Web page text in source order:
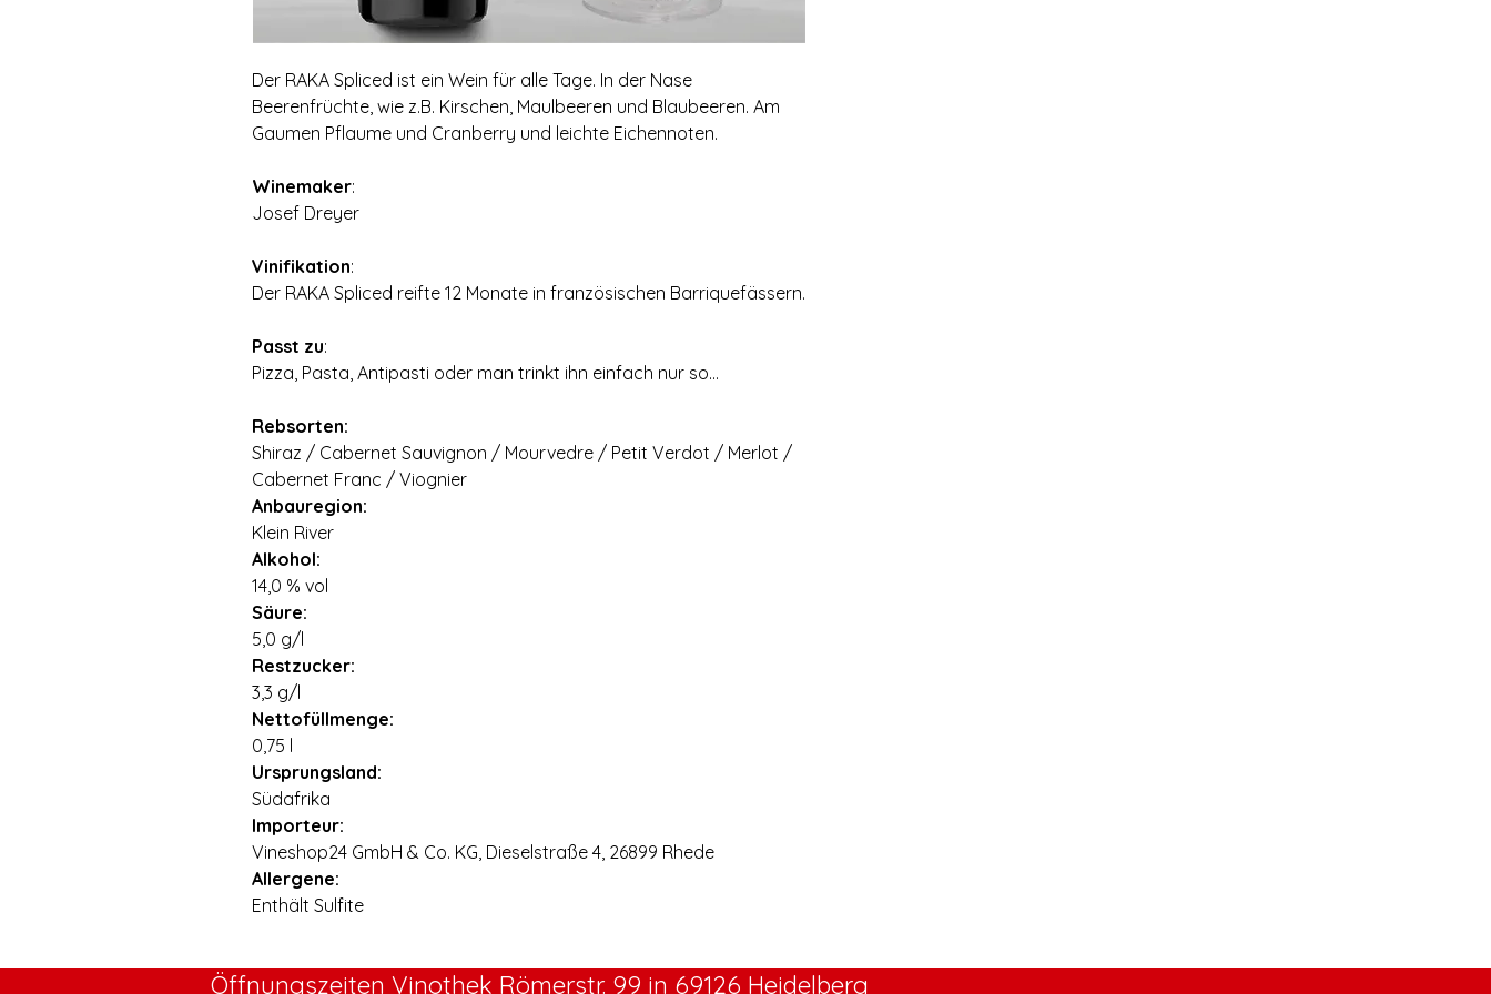
Der RAKA Spliced ist ein Wein für alle Tage. In der Nase
Beerenfrüchte, wie z.B. Kirschen, Maulbeeren und Blaubeeren. Am
Gaumen Pflaume und Cranberry und leichte Eichennoten.
Winemaker:
Josef Dreyer
Vinifikation:
Der RAKA Spliced reifte 12 Monate in französischen Barriquefässern.
Passt zu:
Pizza, Pasta, Antipasti oder man trinkt ihn einfach nur so...
Rebsorten:
Shiraz / Cabernet Sauvignon / Mourvedre / Petit Verdot / Merlot /
Cabernet Franc / Viognier
Anbauregion:
Klein River
Alkohol:
14,0 % vol
Säure:
5,0 g/l
Restzucker:
3,3 g/l
Nettofüllmenge:
0,75 l
Ursprungsland:
Südafrika
Importeur:
Vineshop24 GmbH & Co. KG, Dieselstraße 4, 26899 Rhede
Allergene:
Enthält Sulfite
Öffnungszeiten Vinothek Römerstr. 99 in 69126 Heidelberg